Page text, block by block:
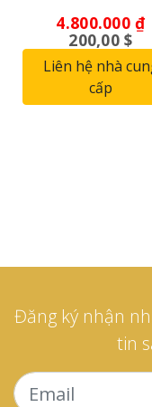
VIỆC*
4.800.000₫
200,00 $
Liên hệ nhà
cấp
Đăng ký nhận
tin